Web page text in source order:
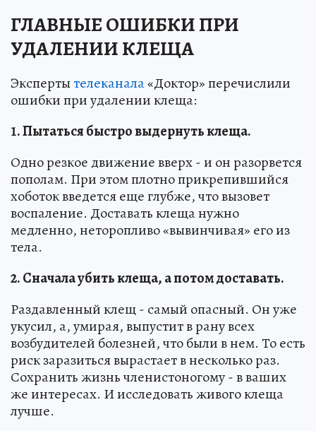
ГЛАВНЫЕ ОШИБКИ ПРИ
УДАЛЕНИИ КЛЕЩА
Экспертытелеканала«Доктор» перечислили
ошибки при удалении клеща:
1. Пытаться быстро выдернуть клеща.
Одно резкое движение вверх - и он разорвется
пополам. При этом плотно прикрепившийся
хоботок введется еще глубже, что вызовет
воспаление. Доставать клеща нужно
медленно, неторопливо «вывинчивая» его из
тела.
2. Сначала убить клеща, а потом доставать.
Раздавленный клещ - самый опасный. Он уже
укусил, а, умирая, выпустит в рану всех
возбудителей болезней, что были в нем. То есть
риск заразиться вырастает в несколько раз.
Сохранить жизнь членистоногому - в ваших
же интересах. И исследовать живого клеща
лучше.